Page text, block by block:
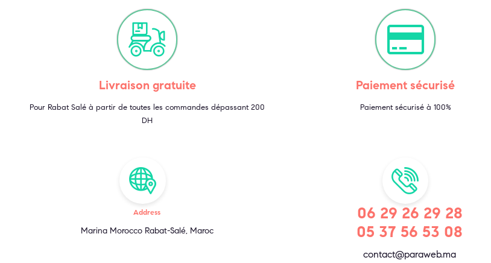
Livraison gratuite
Pour Rabat Salé à partir de toutes les commandes dépassant 200
DH
Paiement sécurisé
Paiement sécurisé à 100%
Address
Marina Morocco Rabat-Salé, Maroc
06 29 26 29 28
05 37 56 53 08
contact@paraweb.ma